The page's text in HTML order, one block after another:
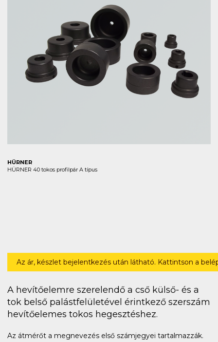
HÜRNER
HÜRNER 40 tokos profilpár A típus
Az ár, készlet bejelentkezés után látható. Kattintson a
A hevítőelemre szerelendő a cső külső- és a
tok belső palástfelületével érintkező szerszám
hevítőelemes tokos hegesztéshez.
Az átmérőt a megnevezés első számjegyei tartalmazzák.